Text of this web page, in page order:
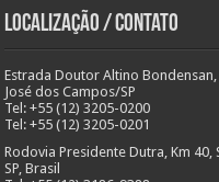
Localização / Contato
Estrada Doutor Altino
José dos Campos/SP
Tel: +55 (12) 3205-0200
Tel: +55 (12) 3205-0201
Rodovia Presidente Dutra, Km 40,
SP, Brasil